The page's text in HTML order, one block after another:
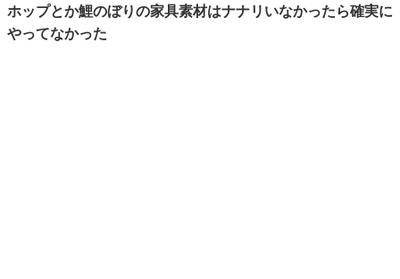
ホップとか鯉のぼりの家具素材はナナリいなかったら確実に
やってなかった